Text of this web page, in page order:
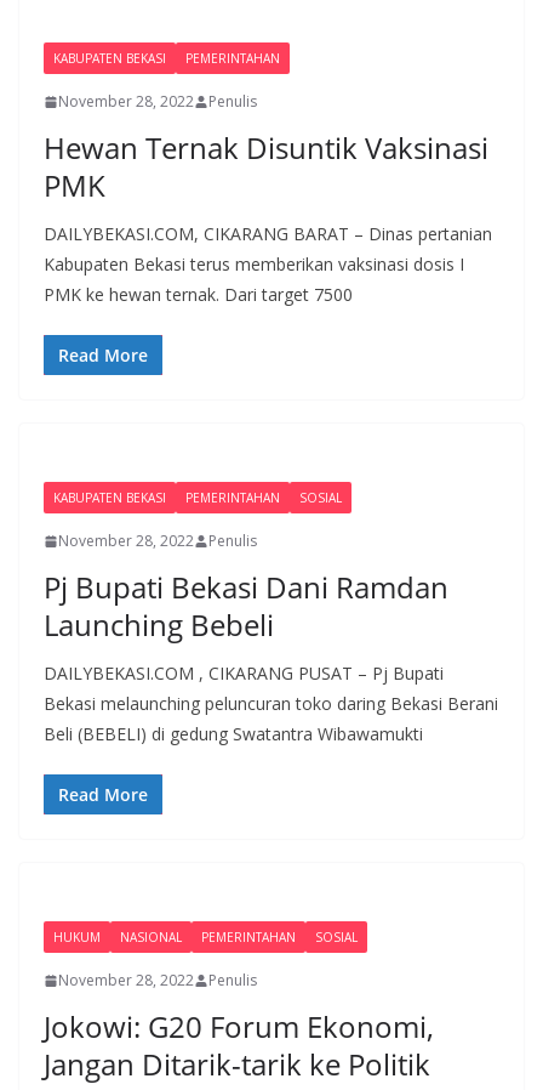
KABUPATEN BEKASI PEMERINTAHAN
November 28, 2022 Penulis
Hewan Ternak Disuntik Vaksinasi
PMK
DAILYBEKASI.COM, CIKARANG BARAT – Dinas pertanian
Kabupaten Bekasi terus memberikan vaksinasi dosis I
PMK ke hewan ternak. Dari target 7500
Read More
KABUPATEN BEKASI PEMERINTAHAN SOSIAL
November 28, 2022 Penulis
Pj Bupati Bekasi Dani Ramdan
Launching Bebeli
DAILYBEKASI.COM , CIKARANG PUSAT – Pj Bupati
Bekasi melaunching peluncuran toko daring Bekasi Berani
Beli (BEBELI) di gedung Swatantra Wibawamukti
Read More
HUKUM NASIONAL PEMERINTAHAN SOSIAL
November 28, 2022 Penulis
Jokowi: G20 Forum Ekonomi,
Jangan Ditarik-tarik ke Politik